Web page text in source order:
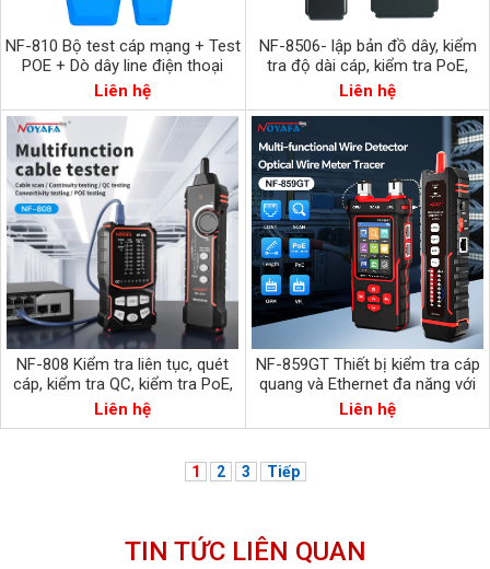
NF-810 Bộ test cáp mạng + Test
POE + Dò dây line điện thoại
NOYAFA
Liên hệ
NF-8506- lập bản đồ dây, kiểm
tra độ dài cáp, kiểm tra PoE,
PING, đánh giá tốc độ mạng
Liên hệ
NF-808 Kiểm tra liên tục, quét
cáp, kiểm tra QC, kiểm tra PoE,
kiểm tra kết nối và NCV
Liên hệ
NF-859GT Thiết bị kiểm tra cáp
quang và Ethernet đa năng với
bộ thu độc đáo tích hợp nhiều
chức năng
Liên hệ
1 2 3 Tiếp
TIN TỨC LIÊN QUAN